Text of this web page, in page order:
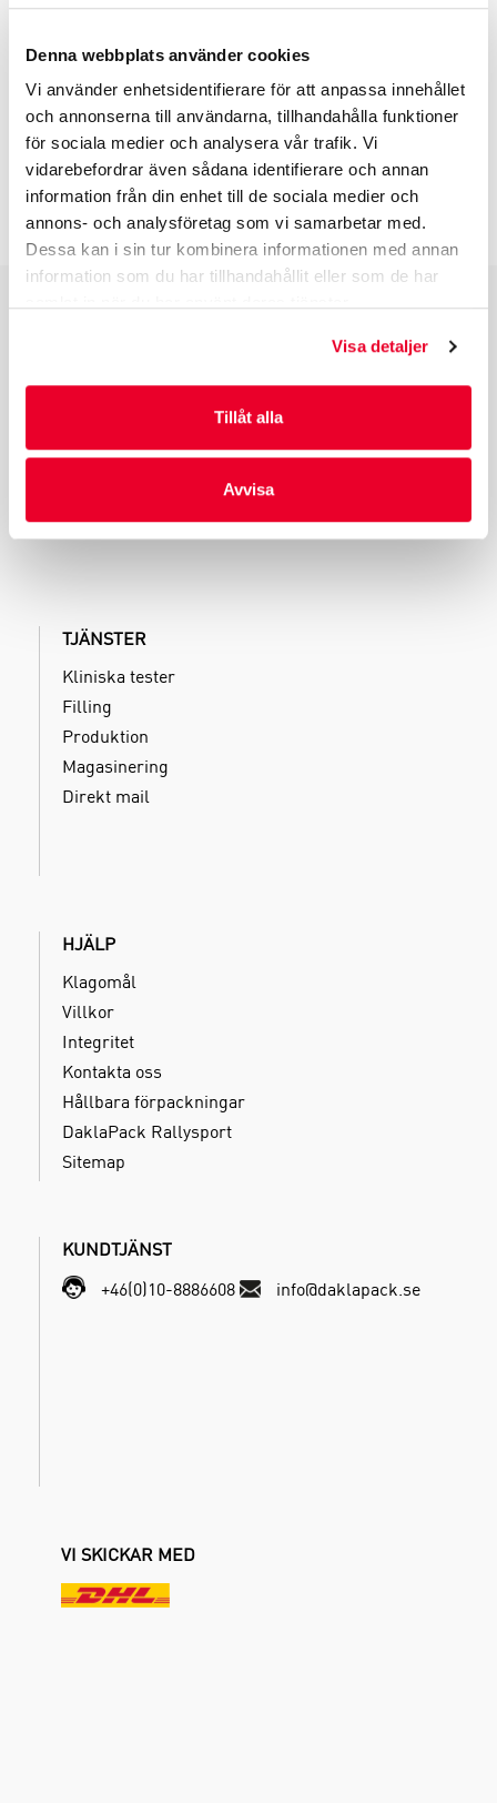
Denna webbplats använder cookies
Vi använder enhetsidentifierare för att anpassa innehållet
och annonserna till användarna, tillhandahålla funktioner
för sociala medier och analysera vår trafik. Vi
vidarebefordrar även sådana identifierare och annan
information från din enhet till de sociala medier och
annons- och analysföretag som vi samarbetar med.
Dessa kan i sin tur kombinera informationen med annan
information som du har tillhandahållit eller som de har
Visa detaljer
Tillåt alla
Avvisa
BESKRIVNING
INFO INNAN DU ORDERAR
LAMINERADE FÖRPACKNINGAR
KUVERT OCH POSTFÖRPACKNINGAR
LÄKEMEDELSFÖRPACKNINGAR
TJÄNSTER
Kliniska tester
Filling
Produktion
Magasinering
Direkt mail
HJÄLP
Klagomål
Villkor
Integritet
Kontakta oss
Hållbara förpackningar
DaklaPack Rallysport
Sitemap
KUNDTJÄNST
+46(0)10-8886608
info@daklapack.se
VI SKICKAR MED